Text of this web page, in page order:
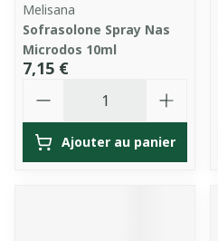
Melisana
Sofrasolone Spray Nas
Microdos 10ml
7,15 €
Ajouter au panier